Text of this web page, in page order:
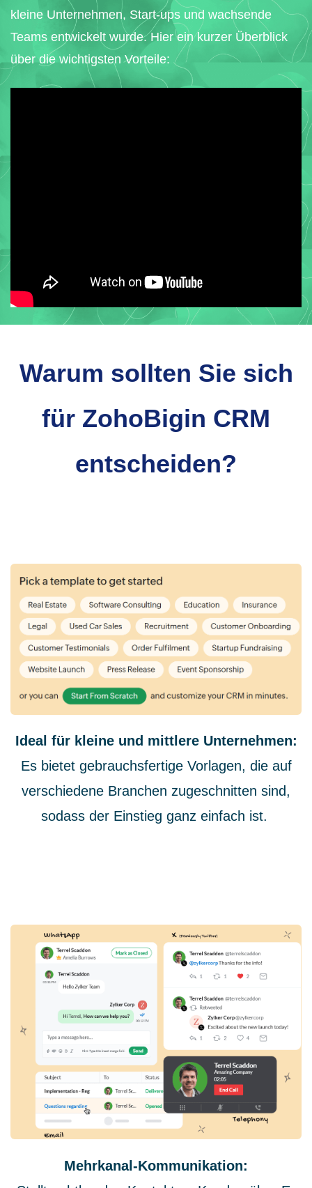
kleine Unternehmen, Start-ups und wachsende
Teams entwickelt wurde. Hier ein kurzer Überblick
über die wichtigsten Vorteile:
Warum sollten Sie sich
für ZohoBigin CRM
entscheiden?
Ideal für kleine und mittlere Unternehmen:
Es bietet gebrauchsfertige Vorlagen, die auf
verschiedene Branchen zugeschnitten sind,
sodass der Einstieg ganz einfach ist.
Mehrkanal-Kommunikation: